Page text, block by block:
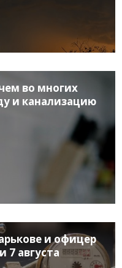
во многих
и канализацию
и офицер
7 августа